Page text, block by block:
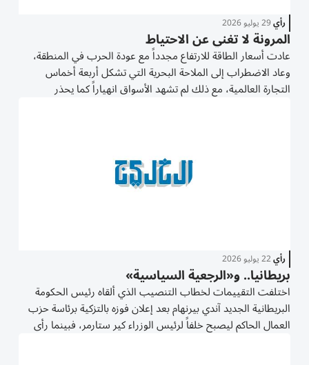
رأي29 يوليو 2026
المرونة لا تغني عن الاحتياط
عادت أسعار الطاقة للارتفاع مجدداً مع عودة الحرب في المنطقة،
وعاد الاضطراب إلى الملاحة البحرية التي تشكل أربعة أخماس
التجارة العالمية، مع ذلك لم تشهد الأسواق انهياراً كما يحذر
رأي22 يوليو 2026
بريطانيا.. و«الرجعية السياسية»
اختلفت التقييمات لخطاب التنصيب الذي ألقاه رئيس الحكومة
البريطانية الجديد آندي بيرنهام بعد إعلان فوزه بالتزكية برئاسة حزب
العمال الحاكم ليصبح خلفاً لرئيس الوزراء كير ستارمر، فبينما رأى